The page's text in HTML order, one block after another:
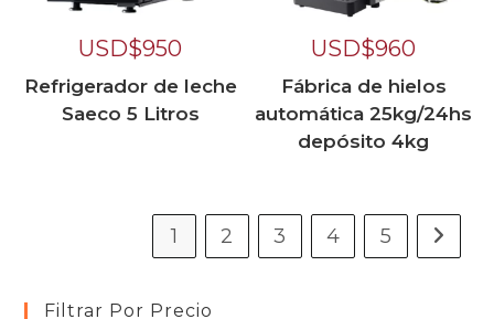
USD$950
Refrigerador de leche
Saeco 5 Litros
USD$960
Fábrica de hielos
automática 25kg/24hs
depósito 4kg
1 2 3 4 5
Filtrar Por Precio